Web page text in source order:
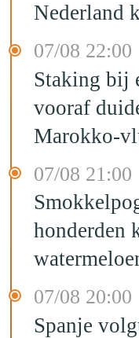
Nederland
07/08 22:00
Staking bij
vooraf
Marokko-
07/08 21:00
honderden
07/08 20:00
Spanje